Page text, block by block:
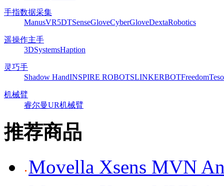
手指数据采集
ManusVR5DTSenseGloveCyberGloveDextaRobotics
遥操作主手
3DSystemsHaption
灵巧手
Shadow HandINSPIRE ROBOTSLINKERBOTFreedom
机械臂
睿尔曼UR机械臂
推荐商品
Movella Xsens MVN